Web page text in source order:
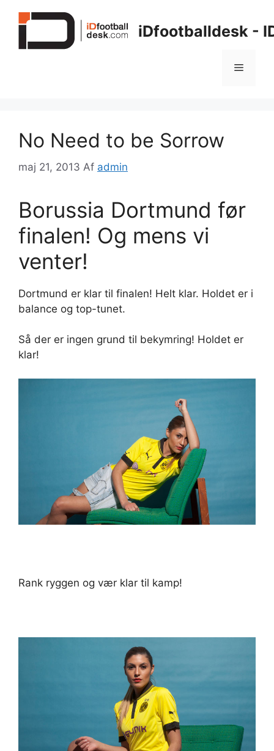
iDfootballdesk -
Menu
No Need to be Sorrow
maj 21, 2013 Af admin
Borussia Dortmund før
finalen! Og mens vi
venter!
Dortmund er klar til finalen! Helt klar. Holdet er i
balance og top-tunet.
Så der er ingen grund til bekymring! Holdet er
klar!
Rank ryggen og vær klar til kamp!